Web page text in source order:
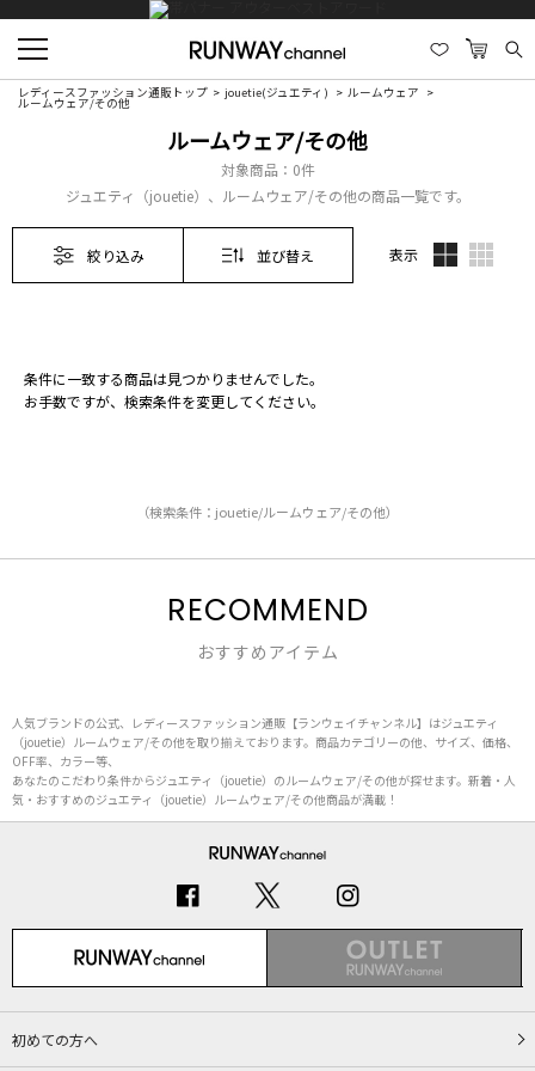
レディースファッション通販トップ jouetie(ジュエティ) ルームウェア
ルームウェア/その他
ルームウェア/その他
対象商品： 0件
ジュエティ（jouetie）、ルームウェア/その他の商品一覧です。
絞り込み 並び替え 表示
条件に一致する商品は見つかりませんでした。
お手数ですが、検索条件を変更してください。
（検索条件：jouetie/ルームウェア/その他）
RECOMMEND
おすすめアイテム
人気ブランドの公式、レディースファッション通販【ランウェイチャンネル】はジュエティ
（jouetie）ルームウェア/その他を取り揃えております。商品カテゴリーの他、サイズ、価格、
OFF率、カラー等、
あなたのこだわり条件からジュエティ（jouetie）のルームウェア/その他が探せます。新着・人
気・おすすめのジュエティ（jouetie）ルームウェア/その他商品が満載！
初めての方へ